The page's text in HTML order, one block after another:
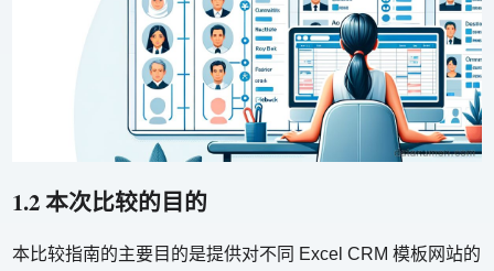
1.2 本次比较的目的
本比较指南的主要目的是提供对不同 Excel CRM 模板网站的